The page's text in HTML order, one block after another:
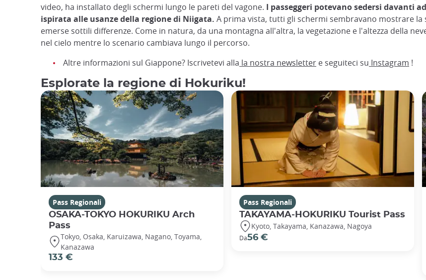
video, ha installato degli schermi lungo le pareti del vagone. I passeggeri potevano sedersi davanti
ispirata alle usanze della regione di Niigata. A prima vista, tutti gli schermi sembravano mostrare
emerse sottili differenze. Come in natura, da una montagna all'altra, la vegetazione e l'altezza della
nel cielo mentre lo scenario cambiava lungo il percorso.
Altre informazioni sul Giappone? Iscrivetevi alla la nostra newsletter e seguiteci su Instagram !
Esplorate la regione di Hokuriku!
Pass Regionali
OSAKA-TOKYO HOKURIKU Arch
Pass
Tokyo, Osaka, Karuizawa, Nagano, Toyama,
Kanazawa
133 €
Pass Regionali
TAKAYAMA-HOKURIKU Tourist Pass
Kyoto, Takayama, Kanazawa, Nagoya
Da56 €